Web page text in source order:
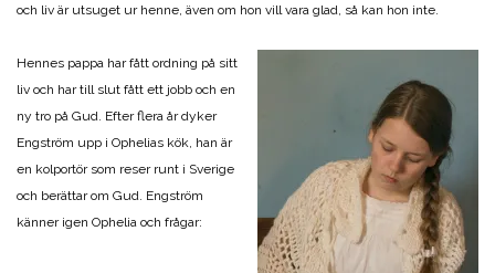
och liv är utsuget ur henne, även om hon vill vara glad, så kan hon inte.
Hennes pappa har fått ordning på sitt
liv och har till slut fått ett jobb och en
ny tro på Gud. Efter flera år dyker
Engström upp i Ophelias kök, han är
en kolportör som reser runt i Sverige
och berättar om Gud. Engström
känner igen Ophelia och frågar: